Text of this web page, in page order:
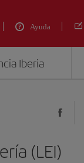
Ayuda
Iberia
(LEI)